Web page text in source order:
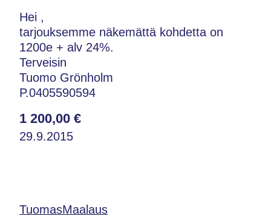
Hei ,
tarjouksemme näkemättä kohdetta on
1200e + alv 24%.
Terveisin
Tuomo Grönholm
P.0405590594
1 200,00 €
29.9.2015
TuomasMaalaus